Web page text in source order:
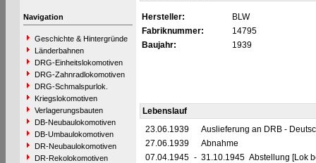
Navigation
Geschichte & Hintergründe
Länderbahnen
DRG-Einheitslokomotiven
DRG-Zahnradlokomotiven
DRG-Schmalspurlok.
Kriegslokomotiven
Verlagerungsbauten
DB-Neubaulokomotiven
DB-Umbaulokomotiven
DR-Neubaulokomotiven
DR-Rekolokomotiven
Hersteller:
BLW
Fabriknummer:
14795
Baujahr:
1939
Lebenslauf
23.06.1939
Auslieferung an DRB -
27.06.1939
Abnahme
07.04.1945 - 31.10.1945 Abstellung [Lok